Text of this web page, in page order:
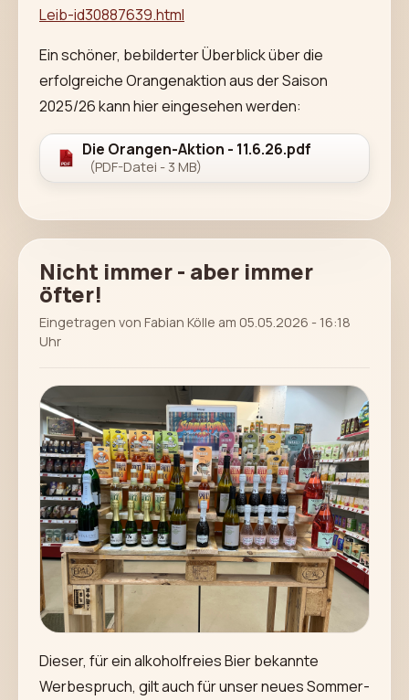
Leib-id30887639.html
Ein schöner, bebilderter Überblick über die
erfolgreiche Orangenaktion aus der Saison
2025/26 kann hier eingesehen werden:
Die Orangen-Aktion - 11.6.26.pdf
(PDF-Datei - 3 MB)
Nicht immer - aber immer
öfter!
Eingetragen von Fabian Kölle am 05.05.2026 - 16:18
Uhr
Dieser, für ein alkoholfreies Bier bekannte
Werbespruch, gilt auch für unser neues Sommer-